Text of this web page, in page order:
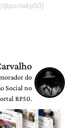
do
Social no
RP50.